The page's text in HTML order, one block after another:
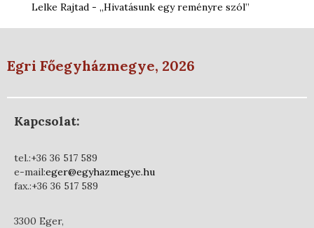
Lelke Rajtad - „Hivatásunk egy reményre szól”
Egri Főegyházmegye, 2026
Kapcsolat:
tel.:+36 36 517 589
e-mail:eger@egyhazmegye.hu
fax.:+36 36 517 589
3300 Eger,